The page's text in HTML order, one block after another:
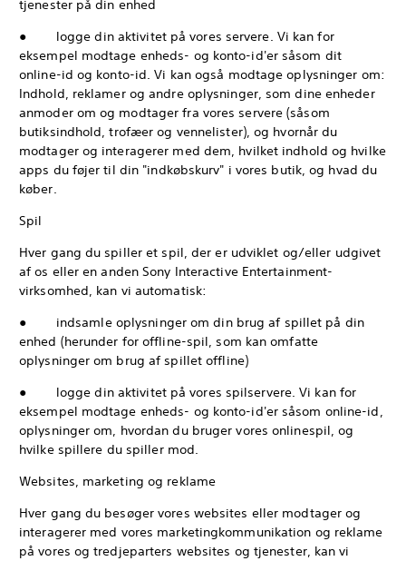
tjenester på din enhed
● logge din aktivitet på vores servere. Vi kan for
eksempel modtage enheds- og konto-id'er såsom dit
online-id og konto-id. Vi kan også modtage oplysninger om:
Indhold, reklamer og andre oplysninger, som dine enheder
anmoder om og modtager fra vores servere (såsom
butiksindhold, trofæer og vennelister), og hvornår du
modtager og interagerer med dem, hvilket indhold og hvilke
apps du føjer til din "indkøbskurv" i vores butik, og hvad du
køber.
Spil
Hver gang du spiller et spil, der er udviklet og/eller udgivet
af os eller en anden Sony Interactive Entertainment-
virksomhed, kan vi automatisk:
● indsamle oplysninger om din brug af spillet på din
enhed (herunder for offline-spil, som kan omfatte
oplysninger om brug af spillet offline)
● logge din aktivitet på vores spilservere. Vi kan for
eksempel modtage enheds- og konto-id'er såsom online-id,
oplysninger om, hvordan du bruger vores onlinespil, og
hvilke spillere du spiller mod.
Websites, marketing og reklame
Hver gang du besøger vores websites eller modtager og
interagerer med vores marketingkommunikation og reklame
på vores og tredjeparters websites og tjenester, kan vi